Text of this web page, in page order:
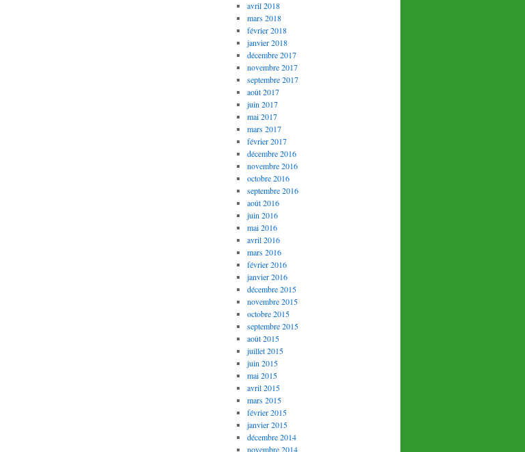
avril 2018
mars 2018
février 2018
janvier 2018
décembre 2017
novembre 2017
septembre 2017
août 2017
juin 2017
mai 2017
mars 2017
février 2017
décembre 2016
novembre 2016
octobre 2016
septembre 2016
août 2016
juin 2016
mai 2016
avril 2016
mars 2016
février 2016
janvier 2016
décembre 2015
novembre 2015
octobre 2015
septembre 2015
août 2015
juillet 2015
juin 2015
mai 2015
avril 2015
mars 2015
février 2015
janvier 2015
décembre 2014
novembre 2014